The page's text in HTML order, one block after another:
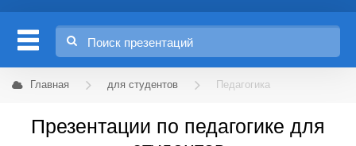
Главная для студентов Педагогика
Презентации по педагогике для